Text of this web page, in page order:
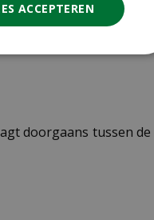
doorgaans tussen
ACCEPTEREN